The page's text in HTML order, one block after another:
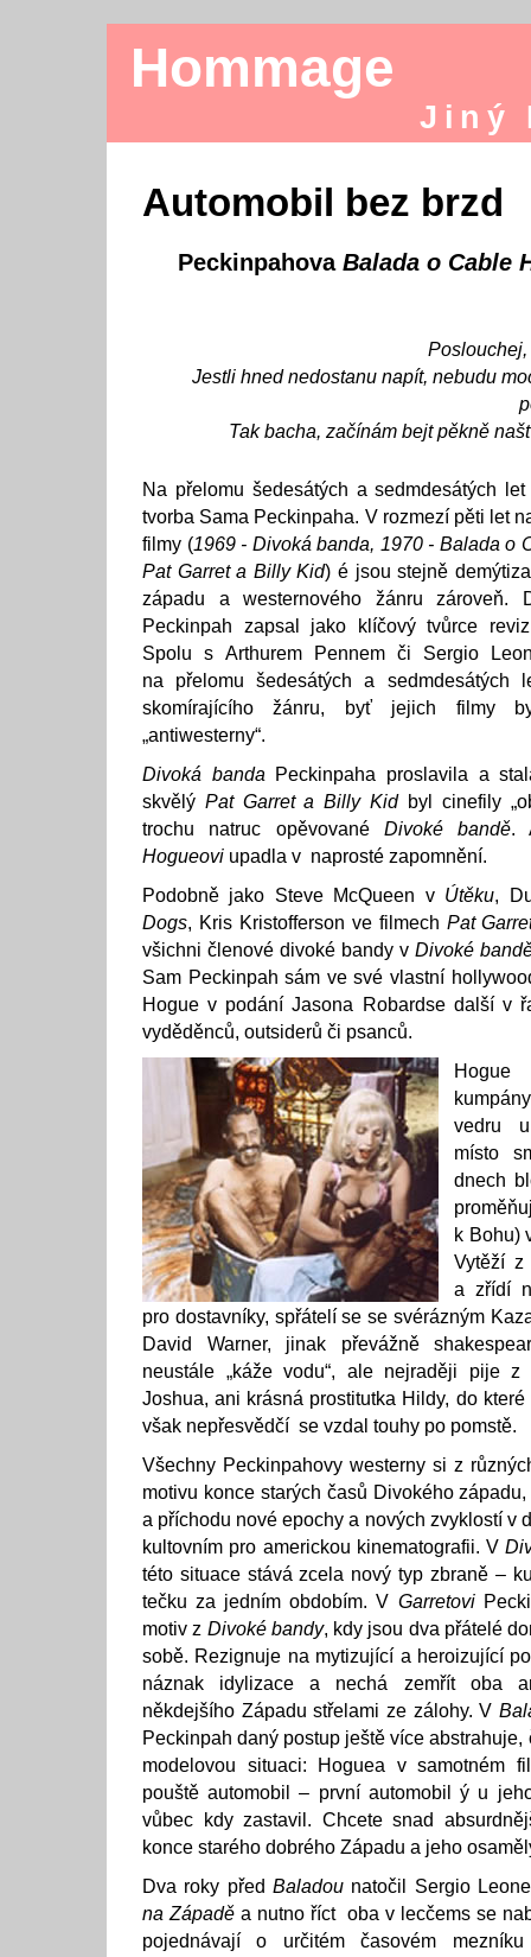
Hommage
Jiný
Automobil bez brzd
Peckinpahova Balada o Cable
Poslouchej,
Jestli hned nedostanu napít, nebudu
Tak bacha, začínám bejt pěkně
Na přelomu šedesátých a sedmdesátých
tvorba Sama Peckinpaha. V rozmezí pěti let
filmy (1969 - Divoká banda, 1970 - Balada o
Pat Garret a Billy Kid) é jsou stejně
západu a westernového žánru zároveň.
Peckinpah zapsal jako klíčový tvůrce
Spolu s Arthurem Pennem či Sergio
na přelomu šedesátých a sedmdesátých
skomírajícího žánru, byť jejich filmy
„antiwesterny“.
Divoká banda Peckinpaha proslavila a
skvělý Pat Garret a Billy Kidbyl cinefily
trochu natruc opěvované Divoké bandě.
Hogueovi upadla v naprosté zapomnění.
Podobně jako Steve McQueen v Útěku,
Dogs, Kris Kristofferson ve filmech Pat
všichni členové divoké bandy v Divoké
Sam Peckinpah sám ve své vlastní
Hogue v podání Jasona Robardse další v
vyděděnců, outsiderů či psanců.
vedru
místo
dnech
k Bohu)
Vytěží z
a zřídí
pro dostavníky, spřátelí se se svérázným
David Warner, jinak převážně
neustále „káže vodu“, ale nejraději pije z
Joshua, ani krásná prostitutka Hildy, do
však nepřesvědčí se vzdal touhy po pomstě.
Všechny Peckinpahovy westerny si z
motivu konce starých časů Divokého
a příchodu nové epochy a nových zvyklostí v
kultovním pro americkou kinematografii. V
této situace stává zcela nový typ zbraně –
tečku za jedním obdobím. V Garretovi
motiv z Divoké bandy, kdy jsou dva přátelé
sobě. Rezignuje na mytizující a heroizující
náznak idylizace a nechá zemřít oba
někdejšího Západu střelami ze zálohy. V
Peckinpah daný postup ještě více
modelovou situaci: Hoguea v samotném
pouště automobil – první automobil ý u
vůbec kdy zastavil. Chcete snad
konce starého dobrého Západu a jeho
Dva roky před Baladou natočil Sergio
na Západě a nutno říct oba v lecčems se
pojednávají o určitém časovém